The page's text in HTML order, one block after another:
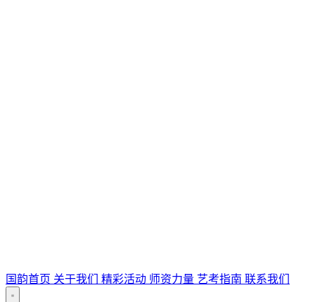
国韵首页 关于我们 精彩活动 师资力量 艺考指南 联系我们